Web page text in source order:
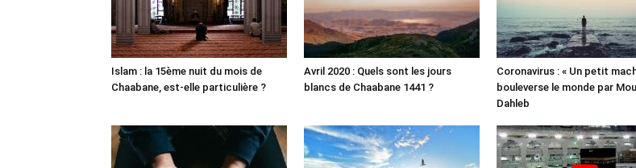
Islam : la 15ème nuit du mois de
Chaabane, est-elle particulière ?
Avril 2020 : Quels sont les jours
blancs de Chaabane 1441 ?
Coronavirus : « Un petit
bouleverse le monde par
Dahleb